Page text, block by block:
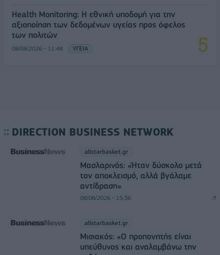
Health Monitoring: Η εθνική υποδομή για την
αξιοποίηση των δεδομένων υγείας προς όφελος
των πολιτών
08/08/2026 - 11:48 ΥΓΕΙΑ
DIRECTION BUSINESS NETWORK
allstarbasket.gr
Μασλαρινός: «Ήταν δύσκολο μετά
τον αποκλεισμό, αλλά βγάλαμε
αντίδραση»
08/08/2026 - 15:36
allstarbasket.gr
Μισιακός: «Ο προπονητής είναι
υπεύθυνος και αναλαμβάνω την